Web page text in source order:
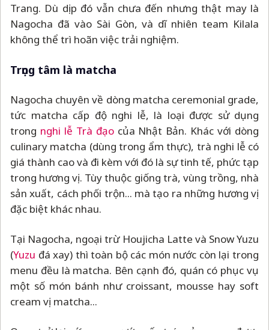
Trang. Dù dịp đó vẫn chưa đến nhưng thật may là
Nagocha đã vào Sài Gòn, và dĩ nhiên team Kilala
không thể trì hoãn việc trải nghiệm.
Trọng tâm là matcha
Nagocha chuyên về dòng matcha ceremonial grade,
tức matcha cấp độ nghi lễ, là loại được sử dụng
trong nghi lễ Trà đạocủa Nhật Bản. Khác với dòng
culinary matcha (dùng trong ẩm thực), trà nghi lễ có
giá thành cao và đi kèm với đó là sự tinh tế, phức tạp
trong hương vị. Tùy thuộc giống trà, vùng trồng, nhà
sản xuất, cách phối trộn... mà tạo ra những hương vị
đặc biệt khác nhau.
Tại Nagocha, ngoại trừ Houjicha Latte và Snow Yuzu
(Yuzu đá xay) thì toàn bộ các món nước còn lại trong
menu đều là matcha. Bên cạnh đó, quán có phục vụ
một số món bánh như croissant, mousse hay soft
cream vị matcha...